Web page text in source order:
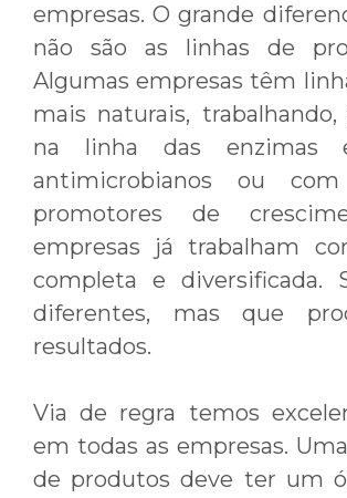
empresas. O grande
não são as linhas de
Algumas empresas têm
mais naturais,
na linha das enzimas
antimicrobianos ou
promotores de
empresas já trabalham
completa e diversificada.
diferentes, mas que
resultados.
Via de regra temos
em todas as empresas.
de produtos deve ter um